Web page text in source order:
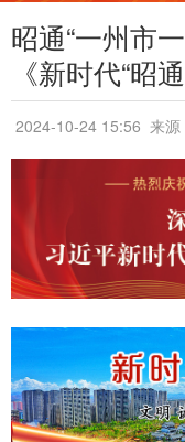
昭通“一州市
《新时代“昭
2024-10-24 15:56 来